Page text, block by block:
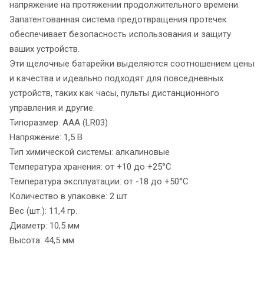
напряжение на протяжении продолжительного времени.
Запатентованная система предотвращения протечек
обеспечивает безопасность использования и защиту
ваших устройств.
Эти щелочные батарейки выделяются соотношением цены
и качества и идеально подходят для повседневных
устройств, таких как часы, пульты дистанционного
управления и другие.
Типоразмер: AAA (LR03)
Напряжение: 1,5 В
Тип химической системы: алкалиновые
Температура хранения: от +10 до +25°С
Температура эксплуатации: от -18 до +50°С
Количество в упаковке: 2 шт
Вес (шт.): 11,4 гр.
Диаметр: 10,5 мм
Высота: 44,5 мм